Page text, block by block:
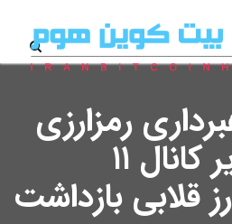
رمزارزی
در ایران/ مدیر کانال ۱۱
قلابی بازداشت